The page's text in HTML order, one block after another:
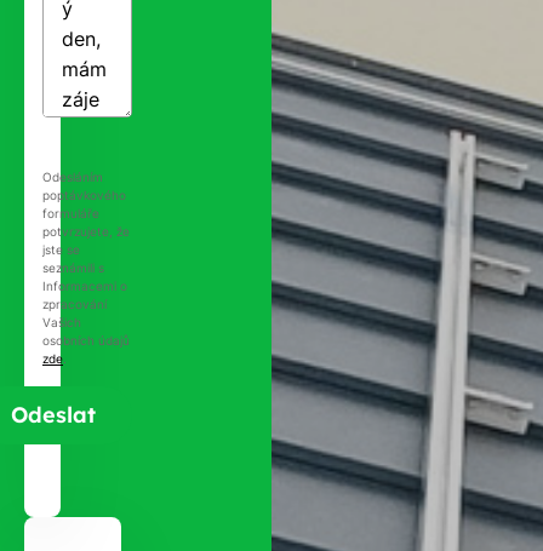
Odesláním
poptávkového
formuláře
potvrzujete, že
jste se
seznámili s
Informacemi o
zpracování
Vašich
osobních údajů
zde